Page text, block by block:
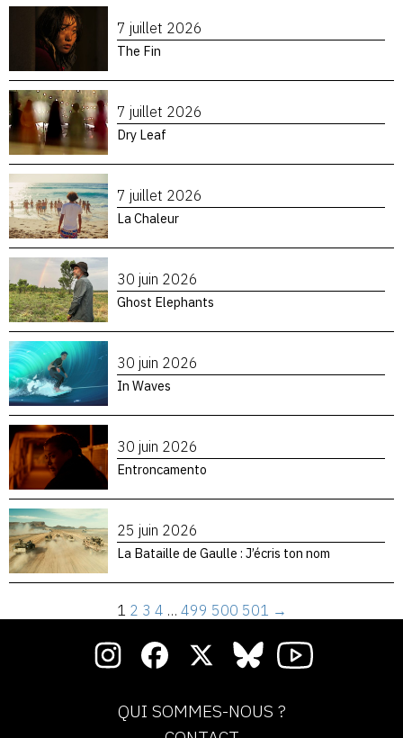
7 juillet 2026
The Fin
7 juillet 2026
Dry Leaf
7 juillet 2026
La Chaleur
30 juin 2026
Ghost Elephants
30 juin 2026
In Waves
30 juin 2026
Entroncamento
25 juin 2026
La Bataille de Gaulle : J’écris ton nom
1 2 3 4 … 499 500 501 →
QUI SOMMES-NOUS ?